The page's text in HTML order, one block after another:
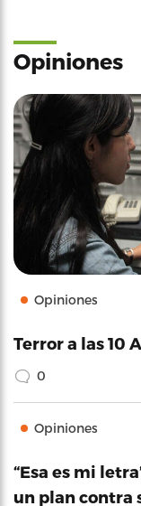
Opiniones
Opiniones
Terror a las 10
0
Opiniones
“Esa es mi
un plan contra